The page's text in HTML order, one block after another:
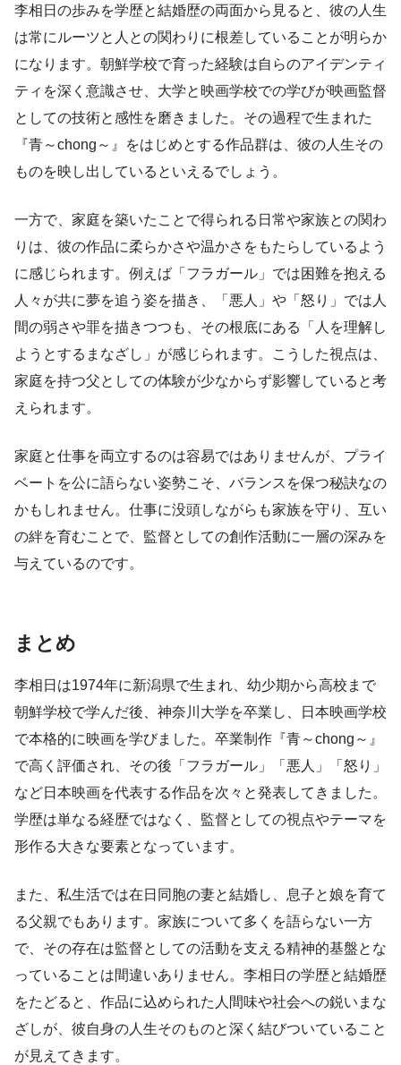
李相日の歩みを学歴と結婚歴の両面から見ると、彼の人生
は常にルーツと人との関わりに根差していることが明らか
になります。朝鮮学校で育った経験は自らのアイデンティ
ティを深く意識させ、大学と映画学校での学びが映画監督
としての技術と感性を磨きました。その過程で生まれた
『青～chong～』をはじめとする作品群は、彼の人生その
ものを映し出しているといえるでしょう。
一方で、家庭を築いたことで得られる日常や家族との関わ
りは、彼の作品に柔らかさや温かさをもたらしているよう
に感じられます。例えば「フラガール」では困難を抱える
人々が共に夢を追う姿を描き、「悪人」や「怒り」では人
間の弱さや罪を描きつつも、その根底にある「人を理解し
ようとするまなざし」が感じられます。こうした視点は、
家庭を持つ父としての体験が少なからず影響していると考
えられます。
家庭と仕事を両立するのは容易ではありませんが、プライ
ベートを公に語らない姿勢こそ、バランスを保つ秘訣なの
かもしれません。仕事に没頭しながらも家族を守り、互い
の絆を育むことで、監督としての創作活動に一層の深みを
与えているのです。
まとめ
李相日は1974年に新潟県で生まれ、幼少期から高校まで
朝鮮学校で学んだ後、神奈川大学を卒業し、日本映画学校
で本格的に映画を学びました。卒業制作『青～chong～』
で高く評価され、その後「フラガール」「悪人」「怒り」
など日本映画を代表する作品を次々と発表してきました。
学歴は単なる経歴ではなく、監督としての視点やテーマを
形作る大きな要素となっています。
また、私生活では在日同胞の妻と結婚し、息子と娘を育て
る父親でもあります。家族について多くを語らない一方
で、その存在は監督としての活動を支える精神的基盤とな
っていることは間違いありません。李相日の学歴と結婚歴
をたどると、作品に込められた人間味や社会への鋭いまな
ざしが、彼自身の人生そのものと深く結びついていること
が見えてきます。